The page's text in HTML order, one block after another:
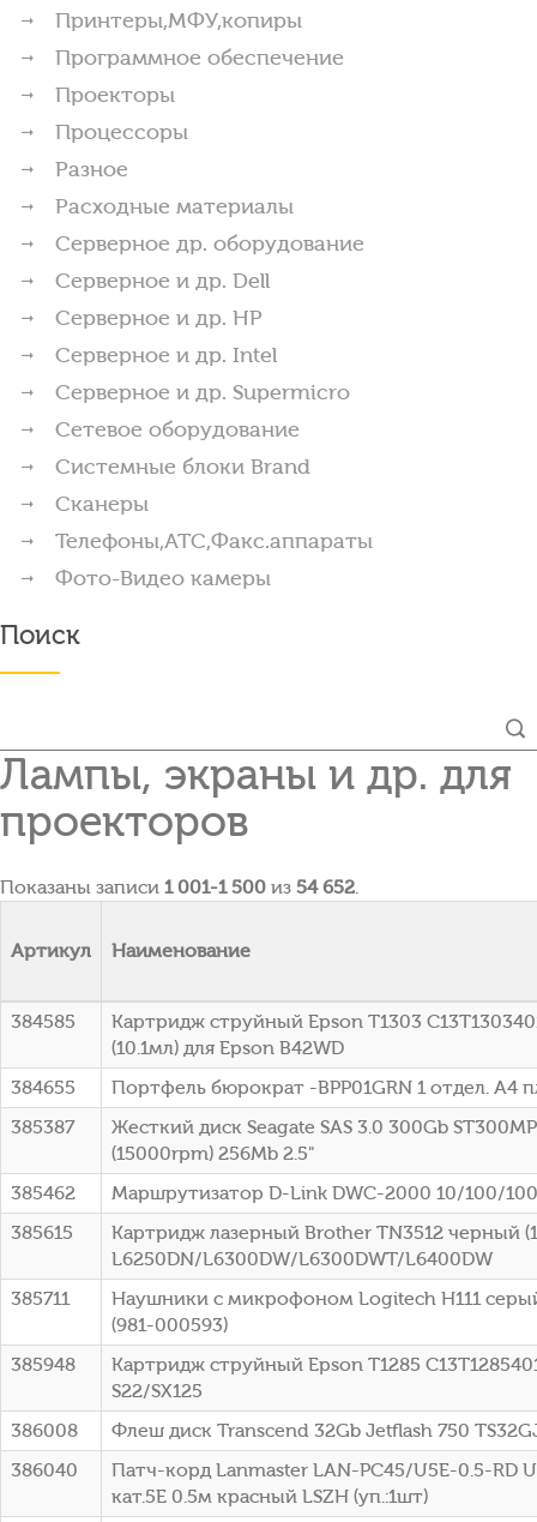
Принтеры,МФУ,копиры
Программное обеспечение
Проекторы
Процессоры
Разное
Расходные материалы
Серверное др. оборудование
Серверное и др. Dell
Серверное и др. HP
Серверное и др. Intel
Серверное и др. Supermicro
Сетевое оборудование
Системные блоки Brand
Сканеры
Телефоны,АТС,Факс.аппараты
Фото-Видео камеры
Поиск
Лампы, экраны и др. для
проекторов
Показаны записи 1 001-1 500 из 54 652.
Артикул Наименование
384585
Картридж струйный Epson T1303
(10.1мл) для Epson B42WD
384655
Портфель бюрократ -BPP01GRN 1 отдел. A4
385387
Жесткий диск Seagate SAS 3.0 300Gb
(15000rpm) 256Mb 2.5"
385462
Маршрутизатор D-Link DWC-2000 10/100/
385615
Картридж лазерный Brother TN3512 черный
L6250DN/L6300DW/L6300DWT/L6400DW
385711
Наушники с микрофоном Logitech H111
(981-000593)
385948
Картридж струйный Epson T1285
S22/SX125
386008
Флеш диск Transcend 32Gb Jetflash 750
386040
Патч-корд Lanmaster LAN-PC45/U5E-0.5-RD
кат.5E 0.5м красный LSZH (уп.:1шт)